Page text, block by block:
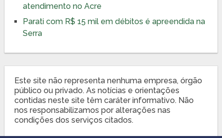
atendimento no Acre
Parati com R$ 15 mil em débitos é apreendida na
Serra
Este site não representa nenhuma empresa, órgão
público ou privado. As notícias e orientações
contidas neste site têm caráter informativo. Não
nos responsabilizamos por alterações nas
condições dos serviços citados.